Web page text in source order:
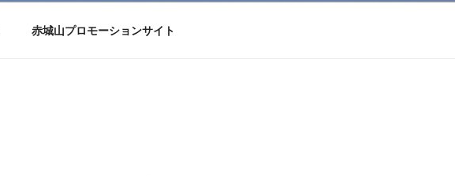
赤城山プロモーションサイト